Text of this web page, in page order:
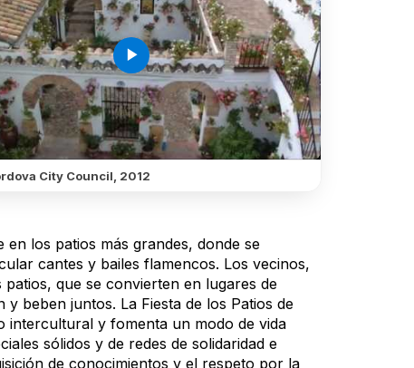
play_arrow
City Council, 2012
los patios más grandes, donde se
cantes y bailes flamencos. Los vecinos,
que se convierten en lugares de
beben juntos. La Fiesta de los Patios de
y fomenta un modo de vida
sólidos y de redes de solidaridad e
de conocimientos y el respeto por la